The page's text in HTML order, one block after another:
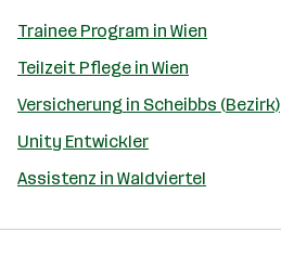
Trainee Program in Wien
Teilzeit Pflege in Wien
Versicherung in Scheibbs (Bezirk)
Unity Entwickler
Assistenz in Waldviertel